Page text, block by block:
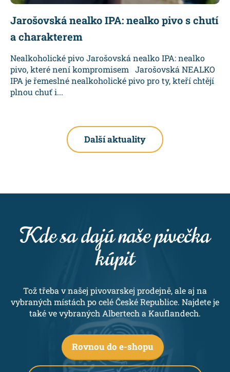
Jarošovská nealko IPA: nealko pivo s chutí
a charakterem
Nealkoholické pivo Jarošovská nealko IPA: nealko
pivo, které není kompromisem Jarošovská NEALKO
IPA je řemeslné nealkoholické pivo pro ty, kteří chtějí
plnou chuť i...
Další aktuality
Kde sa dajú naše pivečka
kúpit
Tož třeba v našej pivovarskej prodejně, ale aj na
vybraných místách po celé České Republice. Najdete je
také ve vybraných Albertech a Kauflandech.
Rovnou do e-shopu